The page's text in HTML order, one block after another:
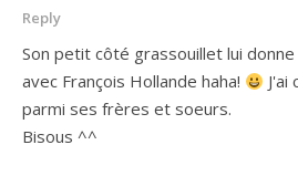
Reply
Son petit côté grassouillet lui
avec François Hollande haha!
J'ai
parmi ses frères et soeurs.
Bisous ^^